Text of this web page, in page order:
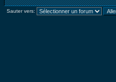
Sauter vers: